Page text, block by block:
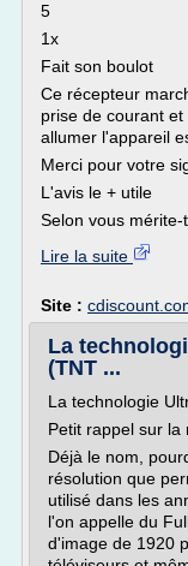
5
1x
Fait son boulot
Ce récepteur
prise de courant
allumer l'appareil
Merci pour votre
L'avis le + utile
Selon vous mérite-
Lire la suite
Site :
La
(TNT ...
La technologie
Petit rappel sur la
Déjà le nom,
résolution que
utilisé dans les
l'on appelle du
d'image de 1920